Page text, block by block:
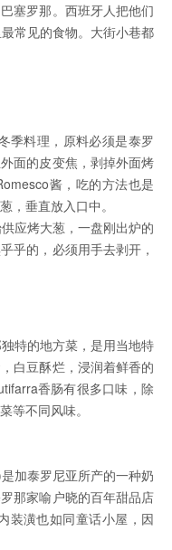
塞罗那。西班牙人把他们
常见的食物。大街小巷都
季料理，原料必须是泰罗
面的皮变焦，剥掉外面烤
酱，吃的方法也是
，垂直放入口中。
应烤大葱，一盘刚出炉的
乎的，必须用手去剥开，
特的地方菜，是用当地特
白豆酥烂，浸润着鲜香的
香肠有很多口味，除
等不同风味。
加泰罗尼亚所产的一种奶
那家喻户晓的百年甜品店
装潢也如同童话小屋，因